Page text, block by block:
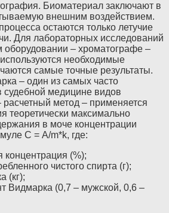
Биоматериал заключают в
внешним воздействием.
остаются только летучие
Для лабораторных исследований
оборудовании – хроматографе –
необходимые
самые точные результаты.
– один из самых часто
судебной медицине видов
расчетный метод – применяется
теоретически максимально
в моче концентрации
С = А/m*k, где:
концентрация (%);
чистого спирта (г);
(кг);
Видмарка (0,7 – мужской, 0,6 –